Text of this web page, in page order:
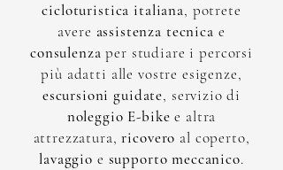
cicloturistica italiana, potrete
avere assistenza tecnica e
consulenza per studiare i percorsi
più adatti alle vostre esigenze,
escursioni guidate, servizio di
noleggio E-bike e altra
attrezzatura,ricovero al coperto,
lavaggio e supporto meccanico.